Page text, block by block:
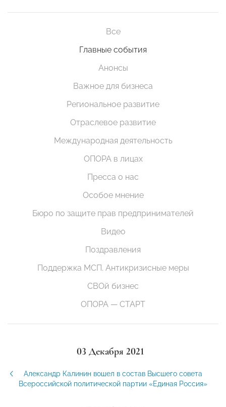
Все
Главные события
Анонсы
Важное для бизнеса
Региональное развитие
Отраслевое развитие
Международная деятельность
ОПОРА в лицах
Пресса о нас
Особое мнение
Бюро по защите прав предпринимателей
Видео
Поздравления
Поддержка МСП. Антикризисные меры
СВОй бизнес
ОПОРА — СТАРТ
03 Декабря 2021
Александр Калинин вошел в состав Высшего совета
Всероссийской политической партии «Единая Россия»